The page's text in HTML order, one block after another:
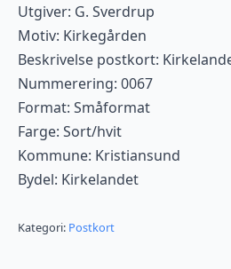
Utgiver: G. Sverdrup
Motiv: Kirkegården
Beskrivelse postkort:
Nummerering: 0067
Format: Småformat
Farge: Sort/hvit
Kommune: Kristiansund
Bydel: Kirkelandet
Kategori: Postkort